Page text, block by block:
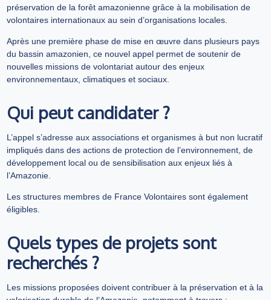
préservation de la forêt amazonienne grâce à la mobilisation de
volontaires internationaux au sein d’organisations locales.
Après une première phase de mise en œuvre dans plusieurs pays
du bassin amazonien, ce nouvel appel permet de soutenir de
nouvelles missions de volontariat autour des enjeux
environnementaux, climatiques et sociaux.
Qui peut candidater ?
L’appel s’adresse aux associations et organismes à but non lucratif
impliqués dans des actions de protection de l’environnement, de
développement local ou de sensibilisation aux enjeux liés à
l’Amazonie.
Les structures membres de France Volontaires sont également
éligibles.
Quels types de projets sont
recherchés ?
Les missions proposées doivent contribuer à la préservation et à la